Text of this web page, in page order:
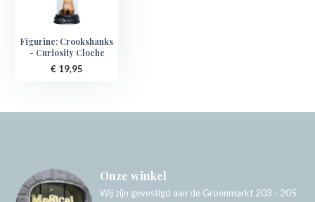
Figurine: Crookshanks
- Curiosity Cloche
€ 19,95
Onze winkel
Wij zijn gevestigd aan de Groenmarkt 203 - 205